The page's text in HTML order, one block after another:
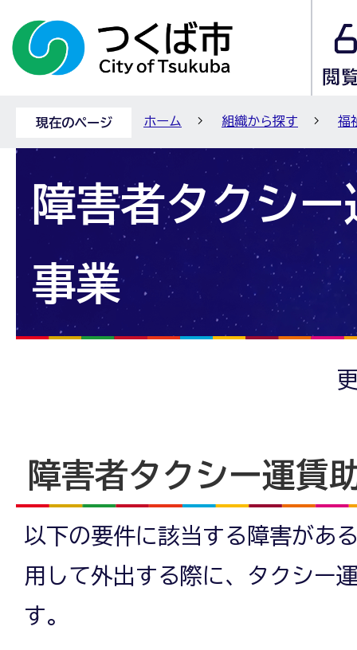
現在のページ ホーム 組織から探す 福
障害者タクシー
事業
障害者タクシー運賃
以下の要件に該当する障害があ
用して外出する際に、タクシー
す。